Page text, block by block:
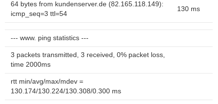
64 bytes from kundenserver.de (82.165.118.149):
icmp_seq=3 ttl=54
130 ms
--- www. ping statistics ---
3 packets transmitted, 3 received, 0% packet loss,
time 2000ms
rtt min/avg/max/mdev =
130.174/130.224/130.308/0.300 ms